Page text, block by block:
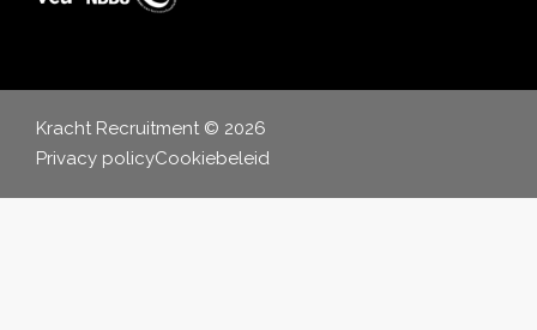
Kracht Recruitment © 2026
Privacy policyCookiebeleid